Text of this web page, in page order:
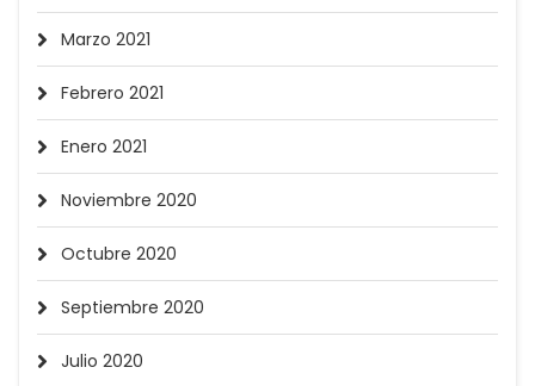
Marzo 2021
Febrero 2021
Enero 2021
Noviembre 2020
Octubre 2020
Septiembre 2020
Julio 2020